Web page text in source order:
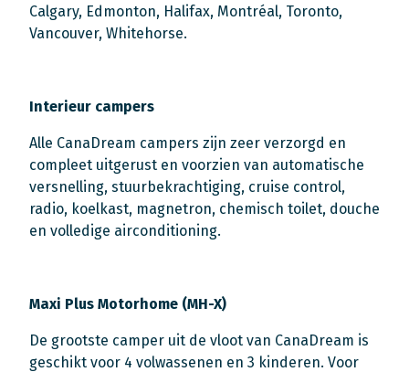
Calgary, Edmonton, Halifax, Montréal, Toronto,
Vancouver, Whitehorse.
Interieur campers
Alle CanaDream campers zijn zeer verzorgd en
compleet uitgerust en voorzien van automatische
versnelling, stuurbekrachtiging, cruise control,
radio, koelkast, magnetron, chemisch toilet, douche
en volledige airconditioning.
Maxi Plus Motorhome (MH-X)
De grootste camper uit de vloot van CanaDream is
geschikt voor 4 volwassenen en 3 kinderen. Voor